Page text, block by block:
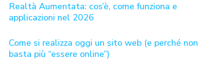
Realtà Aumentata: cos’è, come funziona e
applicazioni nel 2026
Come si realizza oggi un sito web (e perché non
basta più “essere online”)